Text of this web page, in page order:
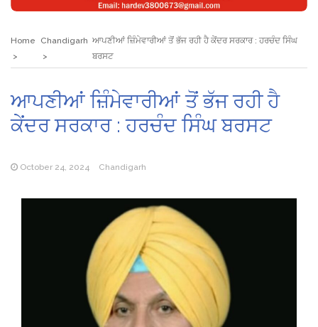
Home Chandigarh ਆਪਣੀਆਂ ਜ਼ਿੰਮੇਵਾਰੀਆਂ ਤੋਂ ਭੱਜ ਰਹੀ ਹੈ ਕੇਂਦਰ ਸਰਕਾਰ : ਹਰਚੰਦ ਸਿੰਘ
ਬਰਸਟ
ਆਪਣੀਆਂ ਜ਼ਿੰਮੇਵਾਰੀਆਂ ਤੋਂ ਭੱਜ ਰਹੀ ਹੈ
ਕੇਂਦਰ ਸਰਕਾਰ : ਹਰਚੰਦ ਸਿੰਘ ਬਰਸਟ
October 24, 2024 Chandigarh